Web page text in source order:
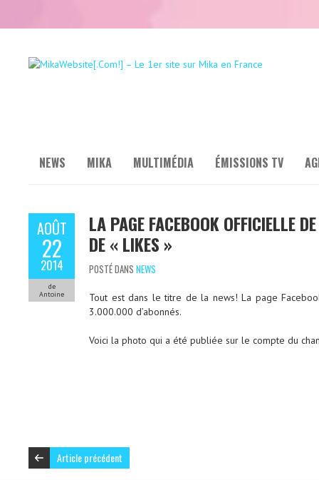
NEWS MIKA MULTIMÉDIA ÉMISSIONS TV
AOÛT
22
2014
de
Antoine
LA PAGE FACEBOOK OFFICIELLE
DE « LIKES »
POSTÉ DANS NEWS
Tout est dans le titre de la news! La page
3.000.000 d’abonnés.
Voici la photo qui a été publiée sur le compte du
Article précédent